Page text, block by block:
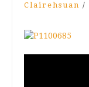
Clairehsuan /